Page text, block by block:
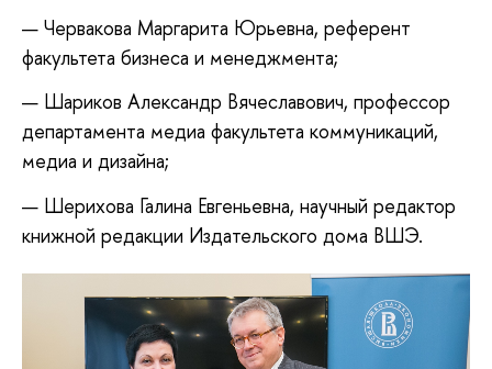
Червакова Маргарита Юрьевна, референт
факультета бизнеса и менеджмента;
Шариков Александр Вячеславович, профессор
департамента медиа факультета коммуникаций,
медиа и дизайна;
Шерихова Галина Евгеньевна, научный редактор
книжной редакции Издательского дома ВШЭ.